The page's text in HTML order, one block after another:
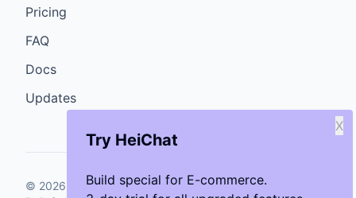
Try HeiChat
Build special for E-commerce.
X
Pricing
FAQ
Docs
Updates
© 2026 GenCybers Inc. All rights reserved.